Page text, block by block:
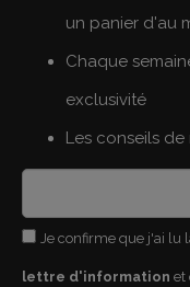
un panier d'au
Chaque
exclusivité
Les conseils
Je confirme que j'ai lu
lettre d'information et